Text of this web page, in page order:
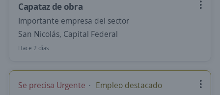
Capataz de obra
Importante empresa del sector
San Nicolás, Capital Federal
Hace 2 días
Se precisa Urgente Empleo destacado